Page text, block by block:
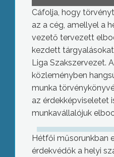
Cáfolja, hogy
az a cég, amellyel a
vezető tervezett
kezdett
Liga Szakszervezet.
közleményben
munka
az érdekképviseletet
munkavállalójuk
Hétfői műsorunkban
érdekvédők a helyi